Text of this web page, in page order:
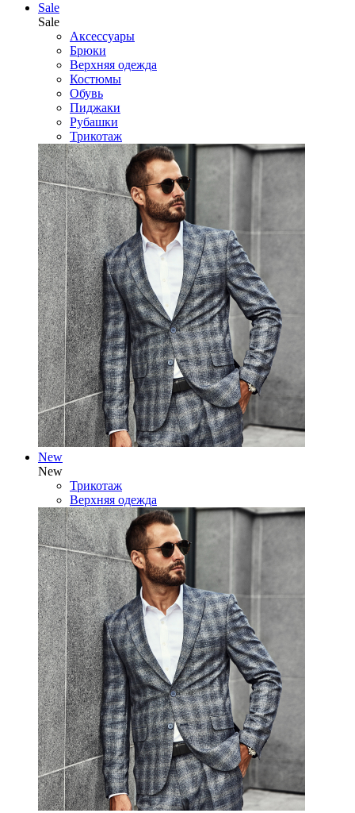
Sale
Sale
Аксессуары
Брюки
Верхняя одежда
Костюмы
Обувь
Пиджаки
Рубашки
Трикотаж
New
New
Трикотаж
Верхняя одежда